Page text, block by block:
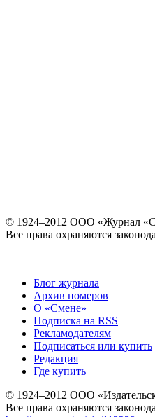
© 1924–2012 ООО «Журнал
Все права охраняются
Блог журнала
Архив номеров
О «Смене»
Подписка на RSS
Рекламодателям
Подписаться или купить
Редакция
Где купить
© 1924–2012 ООО
Все права охраняются